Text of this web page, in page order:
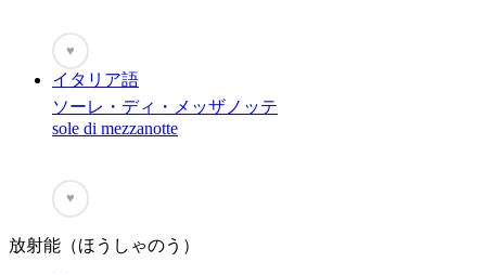
♥
イタリア語
ソーレ・ディ・メッザノッテ
sole di mezzanotte
♥
放射能（ほうしゃのう）